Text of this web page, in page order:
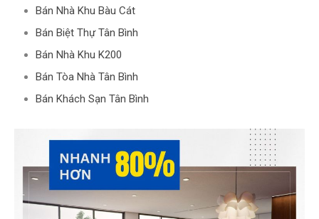
Bán Nhà Khu Bàu Cát
Bán Biệt Thự Tân Bình
Bán Nhà Khu K200
Bán Tòa Nhà Tân Bình
Bán Khách Sạn Tân Bình